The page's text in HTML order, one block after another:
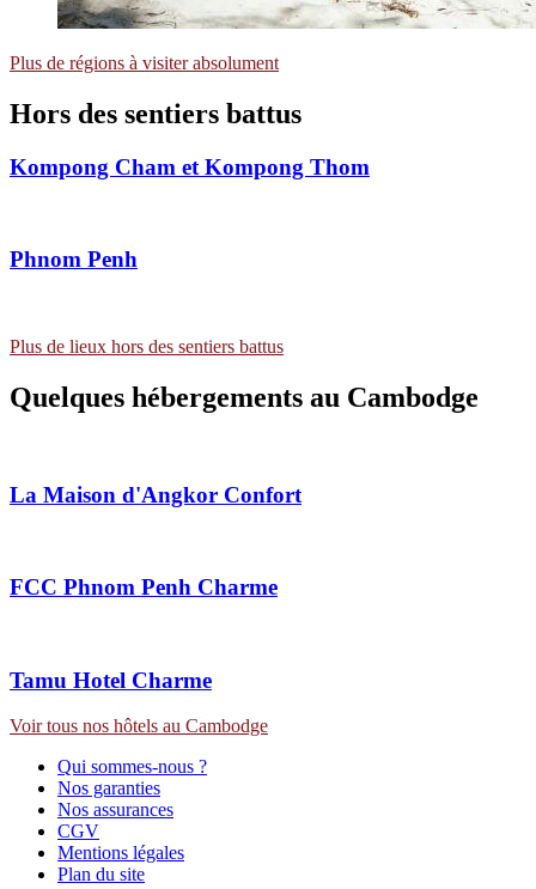
Plus de régions à visiter absolument
Hors des sentiers battus
Kompong Cham et Kompong Thom
Phnom Penh
Plus de lieux hors des sentiers battus
Quelques hébergements au Cambodge
La Maison d'Angkor Confort
FCC Phnom Penh Charme
Tamu Hotel Charme
Voir tous nos hôtels au Cambodge
Qui sommes-nous ?
Nos garanties
Nos assurances
CGV
Mentions légales
Plan du site